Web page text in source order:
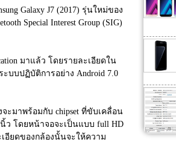
Galaxy J7 (2017) รุ่นใหม่ของ
Special Interest Group (SIG)
มาแล้ว โดยรายละเอียดใน
บบปฏิบัติการอย่าง Android 7.0
ะมาพร้อมกับ chipset ที่ขับเคลื่อน
ว โดยหน้าจอจะเป็นแบบ full HD
อียดของกล้องนั้นจะให้ความ